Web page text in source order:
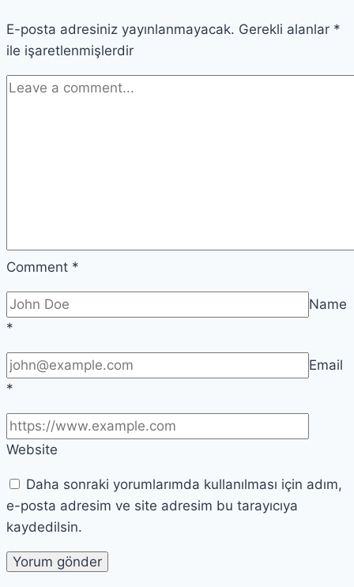
Yanıt
E-posta adresiniz yayınlanmayacak. Gerekli alanlar *
ile işaretlenmişlerdir
Comment *
Name
*
Email
*
Website
Daha sonraki yorumlarımda kullanılması için adım,
e-posta adresim ve site adresim bu tarayıcıya
kaydedilsin.